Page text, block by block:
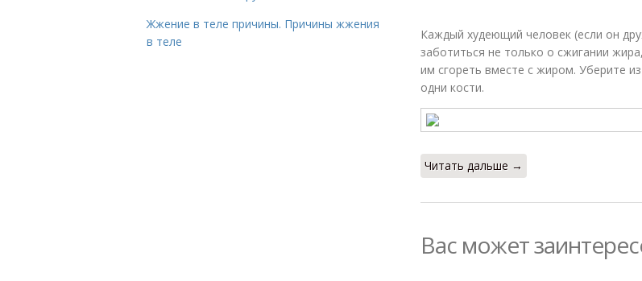
Каждый худеющий человек (если он
заботиться не только о сжигании
им сгореть вместе с жиром. Уберите
одни кости.
Читать дальше →
Вас может
Жжение в теле причины. Причины жжения
в теле